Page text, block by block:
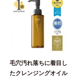
毛穴汚れ落ちに着目し
たクレンジングオイル